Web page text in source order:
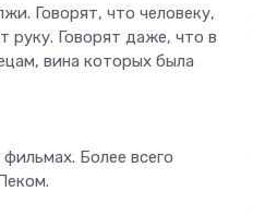
Говорят, что человеку,
руку. Говорят даже, что в
вина которых была
Более всего